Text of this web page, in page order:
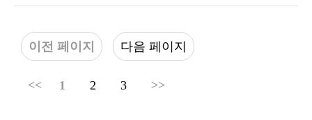
이전 페이지 다음 페이지
<< 1 2 3 >>